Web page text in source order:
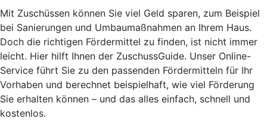
Mit Zuschüssen können Sie viel Geld sparen, zum Beispiel
bei Sanierungen und Umbaumaßnahmen an Ihrem Haus.
Doch die richtigen Fördermittel zu finden, ist nicht immer
leicht. Hier hilft Ihnen der ZuschussGuide. Unser Online-
Service führt Sie zu den passenden Fördermitteln für Ihr
Vorhaben und berechnet beispielhaft, wie viel Förderung
Sie erhalten können – und das alles einfach, schnell und
kostenlos.